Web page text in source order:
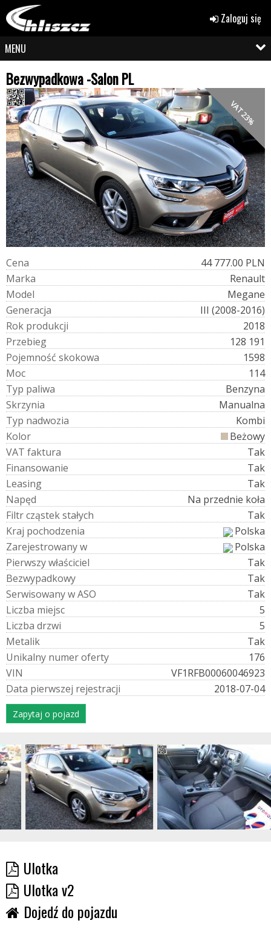
Zaloguj się
MENU
Bezwypadkowa -Salon PL
VAT 23%
Cena
44 777.00 PLN
Marka
Renault
Model
Megane
Generacja
III (2008-2016)
Rok produkcji
2018
Przebieg
128 191
Pojemność skokowa
1598
Moc
114
Typ paliwa
Benzyna
Skrzynia
Manualna
Typ nadwozia
Kombi
Kolor
Beżowy
VAT faktura
Tak
Finansowanie
Tak
Leasing
Tak
Napęd
Na przednie koła
Filtrcząstekstałych
Tak
Kraj pochodzenia
Polska
Zarejestrowanyw
Polska
Pierwszywłaściciel
Tak
Bezwypadkowy
Tak
SerwisowanywASO
Tak
Liczba miejsc
5
Liczba drzwi
5
Metalik
Tak
Unikalny numeroferty
176
VIN
VF1RFB00060046923
Data pierwszej rejestracji 2018-07-04
Zapytaj o pojazd
Ulotka
Ulotka v2
Dojedź do pojazdu